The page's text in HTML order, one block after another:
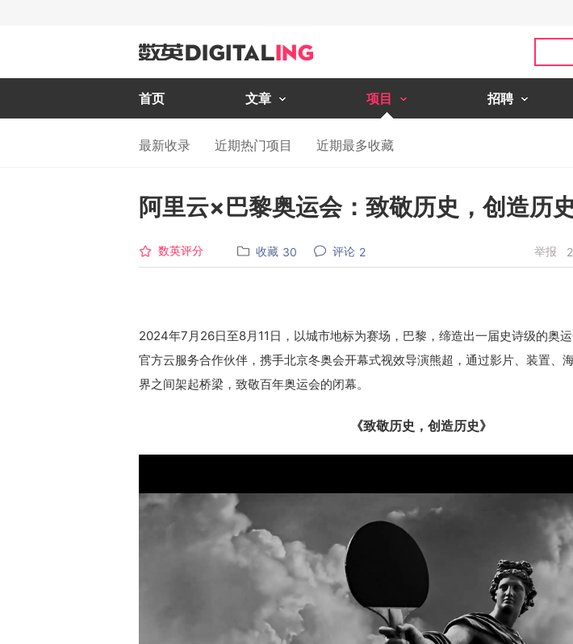
首页 文章 项目 招聘
最新收录 近期热门项目 近期最多收藏
阿里云×巴黎奥运会：致敬历史，创造历史
数英评分 收藏 30 评论 2 举报
2024年7月26日至8月11日，以城市地标为赛场，巴黎，缔造出一届史诗级的奥
官方云服务合作伙伴，携手北京冬奥会开幕式视效导演熊超，通过影片、装置、
界之间架起桥梁，致敬百年奥运会的闭幕。
《致敬历史，创造历史》